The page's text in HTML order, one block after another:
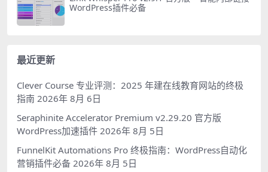
WordPress插件必备
最近更新
Clever Course 专业评测：2025 年建在线教育网站的终极
指南 2026年 8月 6日
Seraphinite Accelerator Premium v2.29.20 官方版
WordPress加速插件 2026年 8月 5日
FunnelKit Automations Pro 终极指南：WordPress自动化
营销插件必备 2026年 8月 5日